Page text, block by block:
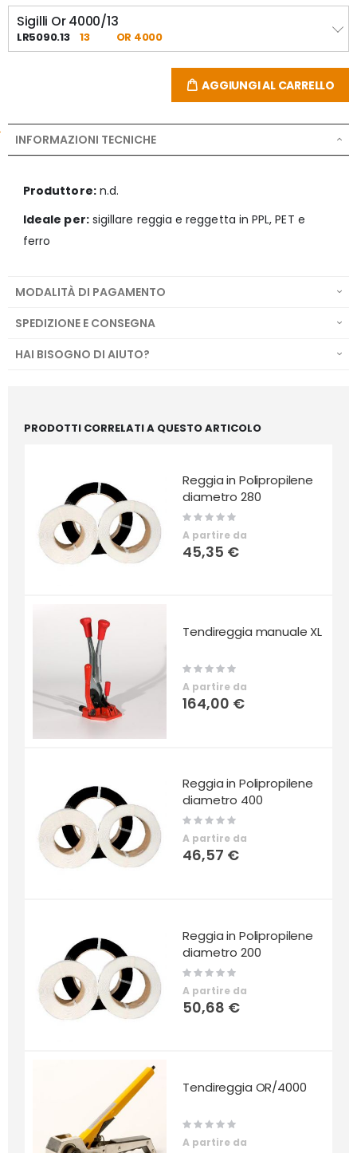
Sigilli Or 4000/13
LR5090.13 13 OR 4000
AGGIUNGI AL CARRELLO
INFORMAZIONI TECNICHE
Produttore:n.d.
Ideale per:sigillare reggia e reggetta in PPL, PET e
ferro
MODALITÀ DI PAGAMENTO
SPEDIZIONE E CONSEGNA
HAI BISOGNO DI AIUTO?
PRODOTTI CORRELATI A QUESTO ARTICOLO
Reggia in Polipropilene
diametro 280
Rating:
0%
A partire da
45,35 €
Tendireggia manuale XL
Rating:
0%
A partire da
164,00 €
Reggia in Polipropilene
diametro 400
Rating:
A partire da
46,57 €
Reggia in Polipropilene
diametro 200
Rating:
0%
A partire da
50,68 €
Tendireggia OR/4000
Rating:
0%
A partire da